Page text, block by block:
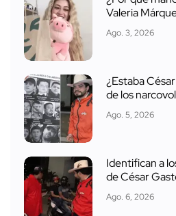
Valeria
Ago. 3, 2026
¿Estaba
de los
Ago. 5, 2026
Identifican a
de César
Ago. 6, 2026